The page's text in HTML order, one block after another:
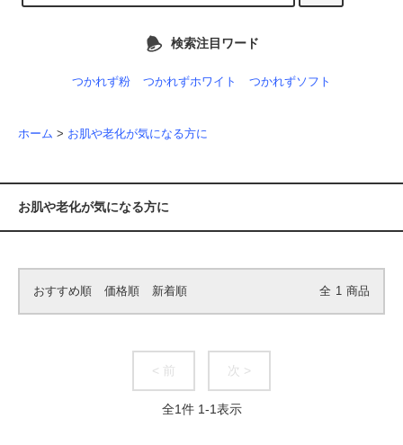
検索注目ワード
つかれず粉 つかれずホワイト つかれずソフト
ホーム > お肌や老化が気になる方に
お肌や老化が気になる方に
おすすめ順 価格順 新着順 全 1 商品
< 前 次 >
全1件 1-1表示